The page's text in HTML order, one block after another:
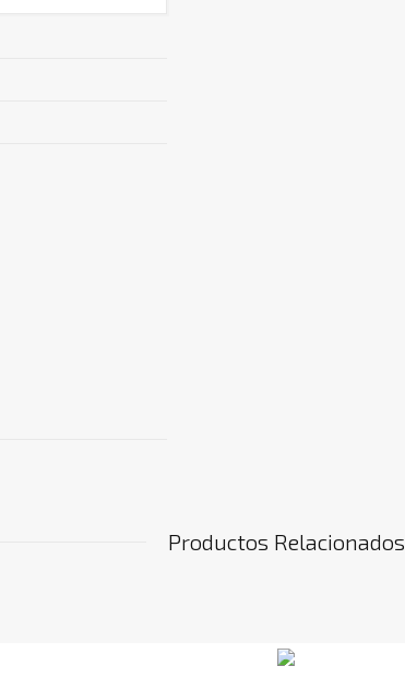
Productos Relacionados